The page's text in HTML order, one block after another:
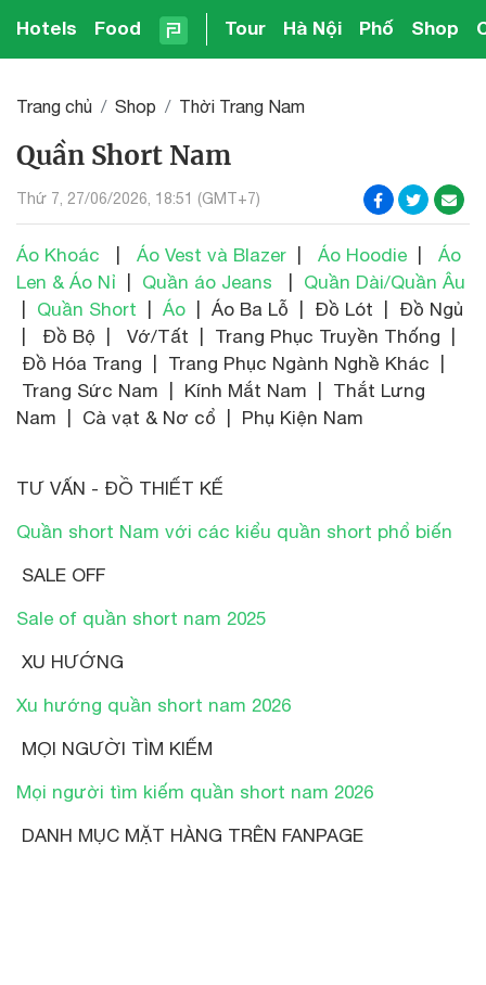
Hotels Food Tour Hà Nội Phố Shop
Trang chủ Shop Thời Trang Nam
Quần Short Nam
Thứ 7, 27/06/2026, 18:51 (GMT+7)
Áo Khoác Áo Vest và Blazer Áo Hoodie
Áo
Len & Áo Nỉ
Quần áo Jeans
Quần Dài/Quần Âu
Quần Short Áo | Áo Ba Lỗ | Đồ Lót | Đồ Ngủ
| Đồ Bộ | Vớ/Tất | Trang Phục Truyền Thống |
Đồ Hóa Trang | Trang Phục Ngành Nghề Khác |
Trang Sức Nam | Kính Mắt Nam | Thắt Lưng
Nam | Cà vạt & Nơ cổ | Phụ Kiện Nam
TƯ VẤN - ĐỒ THIẾT KẾ
Quần short Nam với các kiểu quần short phổ biến
SALE OFF
Sale of quần short nam 2025
XU HƯỚNG
Xu hướng quần short nam 2026
MỌI NGƯỜI TÌM KIẾM
Mọi người tìm kiếm quần short nam 2026
DANH MỤC MẶT HÀNG TRÊN FANPAGE